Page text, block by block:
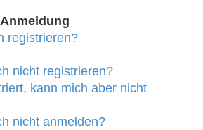
registrieren?
nicht registrieren?
kann mich aber nicht
nicht anmelden?